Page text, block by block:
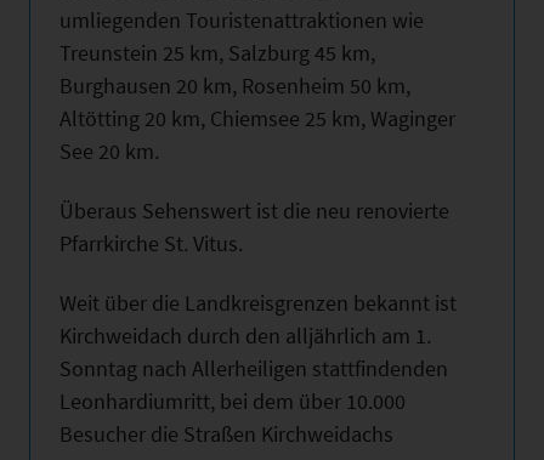
umliegenden Touristenattraktionen wie
Treunstein 25 km, Salzburg 45 km,
Burghausen 20 km, Rosenheim 50 km,
Altötting 20 km, Chiemsee 25 km, Waginger
See 20 km.
Überaus Sehenswert ist die neu renovierte
Pfarrkirche St. Vitus.
Weit über die Landkreisgrenzen bekannt ist
Kirchweidach durch den alljährlich am 1.
Sonntag nach Allerheiligen stattfindenden
Leonhardiumritt, bei dem über 10.000
Besucher die Straßen Kirchweidachs